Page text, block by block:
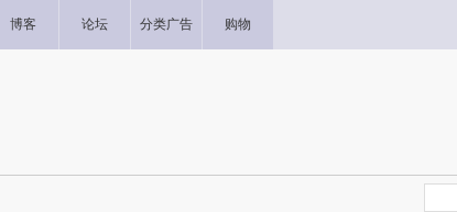
博客 论坛 分类广告 购物